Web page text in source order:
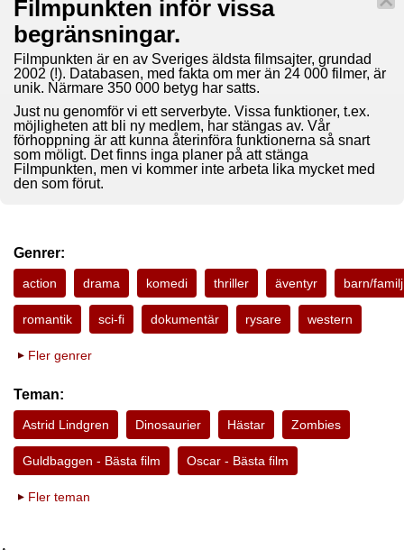
Filmpunkten inför vissa
begränsningar.
Filmpunkten är en av Sveriges äldsta filmsajter, grundad
2002 (!). Databasen, med fakta om mer än 24 000 filmer, är
unik. Närmare 350 000 betyg har satts.
Just nu genomför vi ett serverbyte. Vissa funktioner, t.ex.
möjligheten att bli ny medlem, har stängas av. Vår
förhoppning är att kunna återinföra funktionerna så snart
som möligt. Det finns inga planer på att stänga
Filmpunkten, men vi kommer inte arbeta lika mycket med
den som förut.
Genrer:
action drama komedi thriller äventyr barn/familj
romantik sci-fi dokumentär rysare western
Fler genrer
Teman:
Astrid Lindgren Dinosaurier Hästar Zombies
Guldbaggen - Bästa film Oscar - Bästa film
Fler teman